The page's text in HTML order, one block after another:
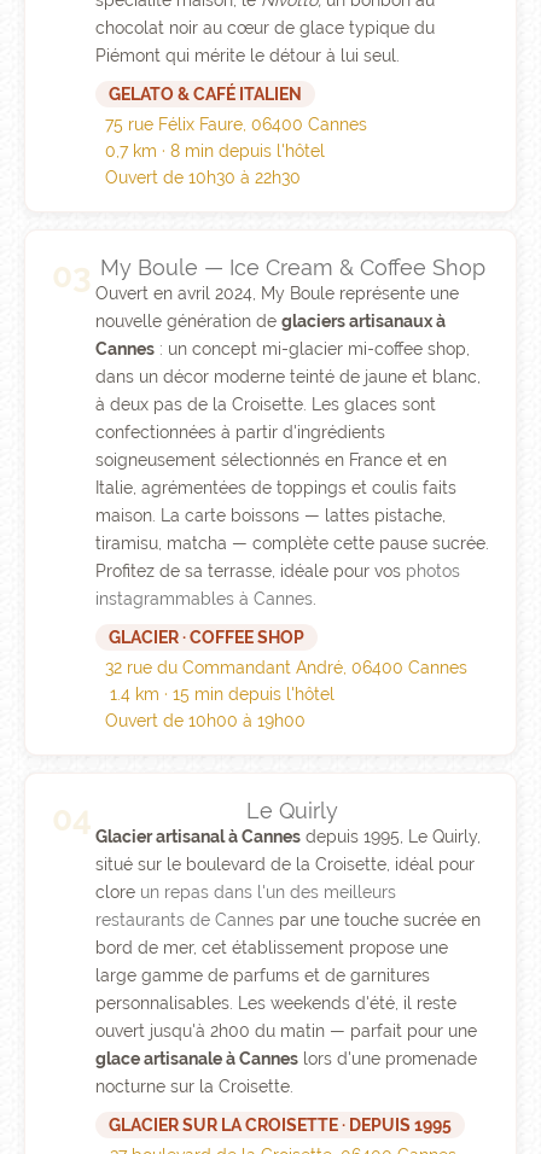
chocolat noir au cœur de glace typique du
Piémont qui mérite le détour à lui seul.
GELATO & CAFÉ ITALIEN
75 rue Félix Faure, 06400 Cannes
0,7 km · 8 min depuis l'hôtel
Ouvert de 10h30 à 22h30
03 My Boule — Ice Cream & Coffee Shop
Ouvert en avril 2024, My Boule représente une
nouvelle génération de glaciers artisanaux à
Cannes : un concept mi-glacier mi-coffee shop,
dans un décor moderne teinté de jaune et blanc,
à deux pas de la Croisette. Les glaces sont
confectionnées à partir d'ingrédients
soigneusement sélectionnés en France et en
Italie, agrémentées de toppings et coulis faits
maison. La carte boissons — lattes pistache,
tiramisu, matcha — complète cette pause sucrée.
Profitez de sa terrasse, idéale pour vos photos
instagrammables à Cannes
GLACIER · COFFEE SHOP
32 rue du Commandant André, 06400 Cannes
1.4 km · 15 min depuis l'hôtel
Ouvert de 10h00 à 19h00
04 Le Quirly
Glacier artisanal à Cannes depuis 1995, Le Quirly,
situé sur le boulevard de la Croisette, idéal pour
clore un repas dans l'un des meilleurs
restaurants de Cannes par une touche sucrée en
bord de mer, cet établissement propose une
large gamme de parfums et de garnitures
personnalisables. Les weekends d'été, il reste
ouvert jusqu'à 2h00 du matin — parfait pour une
glace artisanale à Cannes lors d'une promenade
nocturne sur la Croisette.
GLACIER SUR LA CROISETTE · DEPUIS 1995